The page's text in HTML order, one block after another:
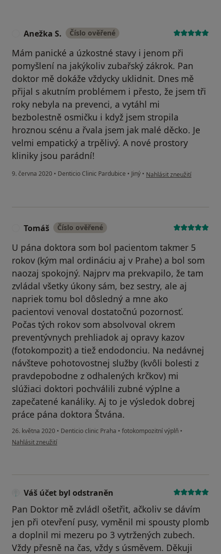
Anežka S. Číslo ověřené
Mám panické a úzkostné stavy i jenom při
pomyšlení na jakýkoliv zubařský zákrok. Pan
doktor mě dokáže vždycky uklidnit. Dnes mě
přijal s akutním problémem i přesto, že jsem tři
roky nebyla na prevenci, a vytáhl mi
bezbolestně osmičku i když jsem stropila
hroznou scénu a řvala jsem jak malé děcko. Je
velmi empatický a trpělivý. A nové prostory
kliniky jsou parádní!
9. června 2020 • Denticio Clinic Pardubice • Jiný • podle názoru uživatele
Nahlásit zneužití
Tomáš Číslo ověřené
U pána doktora som bol pacientom takmer 5
rokov (kým mal ordináciu aj v Prahe) a bol som
naozaj spokojný. Najprv ma prekvapilo, že tam
zvládal všetky úkony sám, bez sestry, ale aj
napriek tomu bol dôsledný a mne ako
pacientovi venoval dostatočnú pozornosť.
Počas tých rokov som absolvoval okrem
preventývnych prehliadok aj opravy kazov
(fotokompozit) a tiež endodonciu. Na nedávnej
návšteve pohotovostnej služby (kvôli bolesti z
pravdepobodne z odhalených krčkov) mi
slúžiaci doktori pochválili zubné výplne a
zapečatené kanáliky. Aj to je výsledok dobrej
práce pána doktora Štvána.
26. května 2020 • Denticio clinic Praha • fotokompozitní výplň •
podle názoru uživatele Tomáš
Nahlásit zneužití
Váš účet byl odstraněn
Pan Doktor mě zvládl ošetřit, ačkoliv se dávím
jen při otevření pusy, vyměnil mi spousty plomb
a doplnil mi mezeru po 3 vytržených zubech.
Vždy přesně na čas, vždy s úsměvem. Děkuji